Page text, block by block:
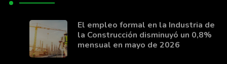
El empleo formal en la Industria de
la Construcción disminuyó un 0,8%
mensual en mayo de 2026